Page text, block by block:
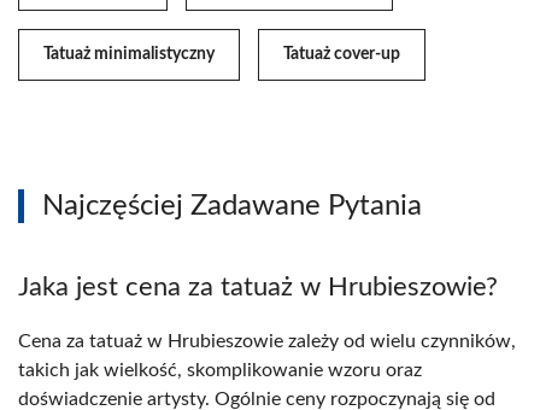
Tatuaż minimalistyczny Tatuaż cover-up
Najczęściej Zadawane Pytania
Jaka jest cena za tatuaż w Hrubieszowie?
Cena za tatuaż w Hrubieszowie zależy od wielu czynników,
takich jak wielkość, skomplikowanie wzoru oraz
doświadczenie artysty. Ogólnie ceny rozpoczynają się od